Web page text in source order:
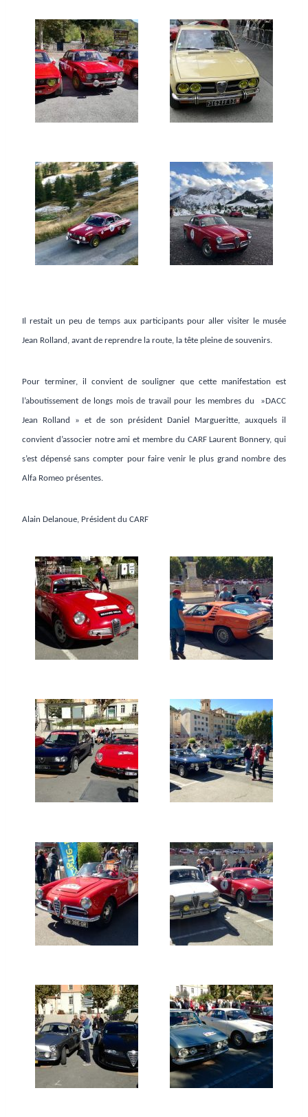
Il restait un peu de temps aux participants pour aller visiter le musée
Jean Rolland, avant de reprendre la route, la tête pleine de souvenirs.
Pour terminer, il convient de souligner que cette manifestation est
l’aboutissement de longs mois de travail pour les membres du »DACC
Jean Rolland » et de son président Daniel Margueritte, auxquels il
convient d’associer notre ami et membre du CARF Laurent Bonnery, qui
s’est dépensé sans compter pour faire venir le plus grand nombre des
Alfa Romeo présentes.
Alain Delanoue, Président du CARF